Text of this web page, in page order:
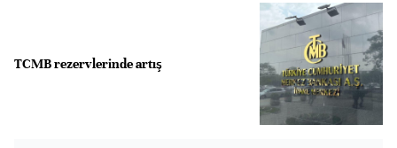
TCMB rezervlerinde artış